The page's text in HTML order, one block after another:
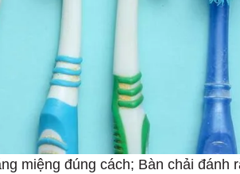
miệng đúng cách; Bàn chải đánh